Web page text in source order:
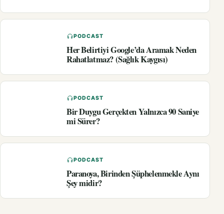
PODCAST
Her Belirtiyi Google’da Aramak Neden
Rahatlatmaz? (Sağlık Kaygısı)
PODCAST
Bir Duygu Gerçekten Yalnızca 90 Saniye
mi Sürer?
PODCAST
Paranoya, Birinden Şüphelenmekle Aynı
Şey midir?